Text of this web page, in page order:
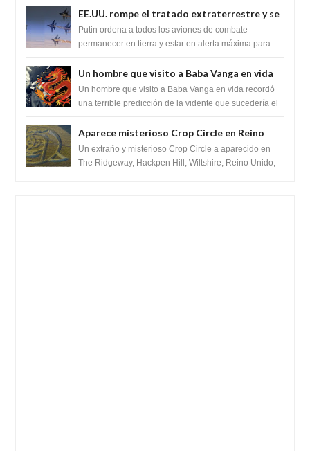
EE.UU. rompe el tratado extraterrestre y se
prepara para destruir el misterioso satélite
"Caballero Negro"
Putin ordena a todos los aviones de combate
permanecer en tierra y estar en alerta máxima para
Un hombre que visito a Baba Vanga en vida
recordó la terrible predicción de la vidente
para febrero de 2022.
Un hombre que visito a Baba Vanga en vida recordó
una terrible predicción de la vidente que sucedería el
Aparece misterioso Crop Circle en Reino
Unido 23 de junio 2016
Un extraño y misterioso Crop Circle a aparecido en
The Ridgeway, Hackpen Hill, Wiltshire, Reino Unido,